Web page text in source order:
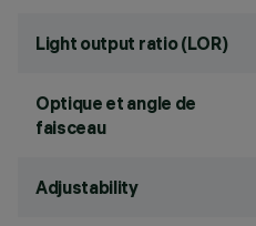
Light output ratio (LOR)
Optique et angle de
faisceau
Adjustability